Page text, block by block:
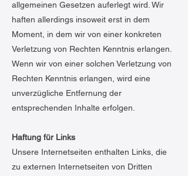
allgemeinen Gesetzen auferlegt wird. Wir
haften allerdings insoweit erst in dem
Moment, in dem wir von einer konkreten
Verletzung von Rechten Kenntnis erlangen.
Wenn wir von einer solchen Verletzung von
Rechten Kenntnis erlangen, wird eine
unverzügliche Entfernung der
entsprechenden Inhalte erfolgen.
Haftung für Links
Unsere Internetseiten enthalten Links, die
zu externen Internetseiten von Dritten